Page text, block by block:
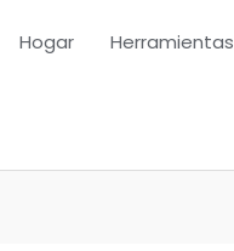
Hogar Herramientas